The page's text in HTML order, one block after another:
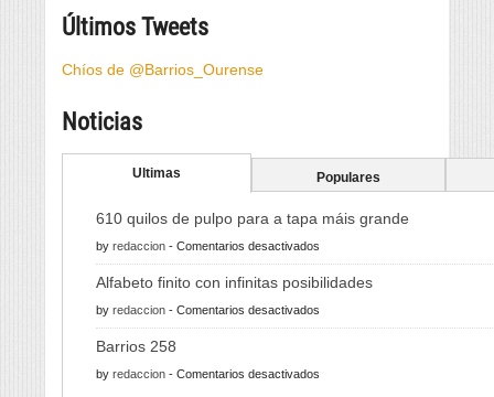
Últimos Tweets
Chíos de @Barrios_Ourense
Noticias
Ultimas Populares
610 quilos de pulpo para a tapa máis grande
by redaccion - Comentarios desactivados
610
Alfabeto finito con infinitas posibilidades
by redaccion - Comentarios desactivados
Alfabeto
Barrios 258
by redaccion - Comentarios desactivados